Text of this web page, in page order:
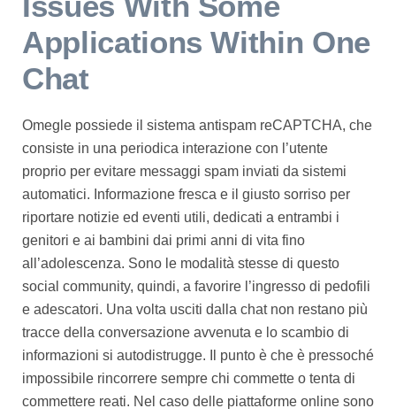
Applications Within One
Chat
Omegle possiede il sistema antispam reCAPTCHA, che
consiste in una periodica interazione con l’utente
proprio per evitare messaggi spam inviati da sistemi
automatici. Informazione fresca e il giusto sorriso per
riportare notizie ed eventi utili, dedicati a entrambi i
genitori e ai bambini dai primi anni di vita fino
all’adolescenza. Sono le modalità stesse di questo
social community, quindi, a favorire l’ingresso di pedofili
e adescatori. Una volta usciti dalla chat non restano più
tracce della conversazione avvenuta e lo scambio di
informazioni si autodistrugge. Il punto è che è pressoché
impossibile rincorrere sempre chi commette o tenta di
commettere reati. Nel caso delle piattaforme online sono